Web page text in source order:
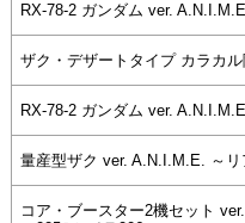
RX-78-2 ガンダム ver.
ザク・デザートタイプ カラカ
RX-78-2 ガンダム ver.
量産型ザク ver. A.N.I.M.E. ～リ
コア・ブースター2機セット